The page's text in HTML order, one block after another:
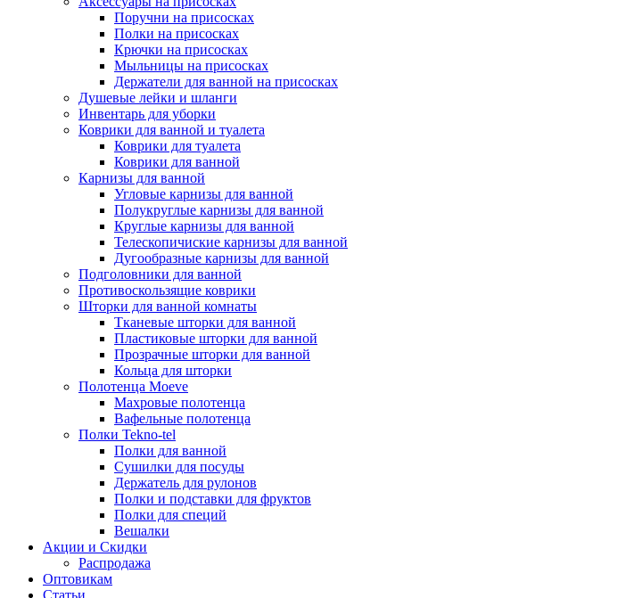
Поручни на присосках
Полки на присосках
Крючки на присосках
Мыльницы на присосках
Держатели для ванной на присосках
Душевые лейки и шланги
Инвентарь для уборки
Коврики для ванной и туалета
Коврики для туалета
Коврики для ванной
Карнизы для ванной
Угловые карнизы для ванной
Полукруглые карнизы для ванной
Круглые карнизы для ванной
Телескопичиские карнизы для ванной
Дугообразные карнизы для ванной
Подголовники для ванной
Противоскользящие коврики
Шторки для ванной комнаты
Тканевые шторки для ванной
Пластиковые шторки для ванной
Прозрачные шторки для ванной
Кольца для шторки
Полотенца Moeve
Махровые полотенца
Вафельные полотенца
Полки Tekno-tel
Полки для ванной
Сушилки для посуды
Держатель для рулонов
Полки и подставки для фруктов
Полки для специй
Вешалки
Акции и Скидки
Распродажа
Оптовикам
Статьи